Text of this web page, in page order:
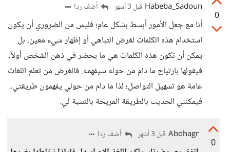
0
Habeba_Sadoun قبل 3 أشهر أضف ردا
أنا مع جعل الأمور أبسط بشكل عام؛ فليس من الضروري أن يكون
استخدام هذه الكلمات لغرض التباهي أو إظهار شيء معين، بل
يمكن أن تكون هذه الكلمات هي ما يحضر في ذهن الشخص أولاً،
فيقولها بارتياح ما دام من حوله سيفهمه. فالغرض من تعلم اللغات
عامة هو تسهيل التواصل؛ لذا ما دام من حولي يفهمون طريقتي،
فيمكنني الحديث بالطريقة المريحة بالنسبة لي.
0
Abohagr قبل 3 أشهر أضف ردا